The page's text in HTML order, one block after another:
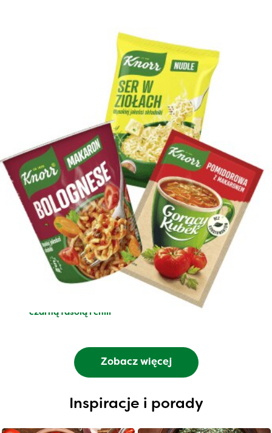
Dania
Przepisy ze Składnikami Przyszłości
Omlet z soczewicą, orzechami
i jarmużem doprawiony
za’atarem
Bulgur, czerwona komosa i
jęczmień
czarną fasolą i chili
Kuskus z miętowym ogórkiem
Zobacz więcej
Inspiracje i porady